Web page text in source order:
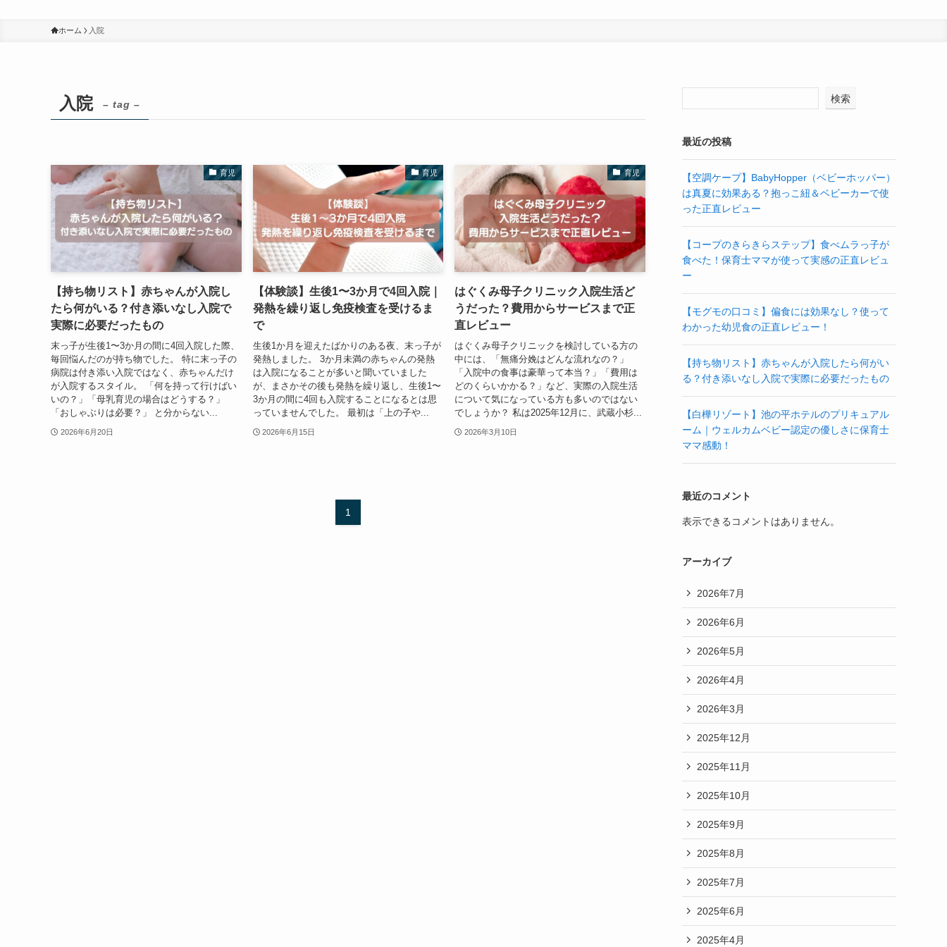
ホーム 入院
入院 – tag –
育児
【持ち物リスト】赤ちゃんが入院し
たら何がいる？付き添いなし入院で
実際に必要だったもの
末っ子が生後1〜3か月の間に4回入院した際、
毎回悩んだのが持ち物でした。 特に末っ子の
病院は付き添い入院ではなく、赤ちゃんだけ
が入院するスタイル。 「何を持って行けばい
いの？」「母乳育児の場合はどうする？」
「おしゃぶりは必要？」 と分からない...
2026年6月20日
育児
【体験談】生後1〜3か月で4回入院｜
発熱を繰り返し免疫検査を受けるま
で
生後1か月を迎えたばかりのある夜、末っ子が
発熱しました。 3か月未満の赤ちゃんの発熱
は入院になることが多いと聞いていました
が、まさかその後も発熱を繰り返し、生後1〜
3か月の間に4回も入院することになるとは思
っていませんでした。 最初は「上の子や...
2026年6月15日
育児
はぐくみ母子クリニック入院生活ど
うだった？費用からサービスまで正
直レビュー
はぐくみ母子クリニックを検討している方の
中には、「無痛分娩はどんな流れなの？」
「入院中の食事は豪華って本当？」「費用は
どのくらいかかる？」など、実際の入院生活
について気になっている方も多いのではない
でしょうか？ 私は2025年12月に、武蔵小杉...
2026年3月10日
1
検索
最近の投稿
【空調ケープ】BabyHopper（ベビーホッパー）
は真夏に効果ある？抱っこ紐＆ベビーカーで使
った正直レビュー
【コープのきらきらステップ】食べムラっ子が
食べた！保育士ママが使って実感の正直レビュ
ー
【モグモの口コミ】偏食には効果なし？使って
わかった幼児食の正直レビュー！
【持ち物リスト】赤ちゃんが入院したら何がい
る？付き添いなし入院で実際に必要だったもの
【白樺リゾート】池の平ホテルのプリキュアル
ーム｜ウェルカムベビー認定の優しさに保育士
ママ感動！
最近のコメント
表示できるコメントはありません。
アーカイブ
2026年7月
2026年6月
2026年5月
2026年4月
2026年3月
2025年12月
2025年11月
2025年10月
2025年9月
2025年8月
2025年7月
2025年6月
2025年4月